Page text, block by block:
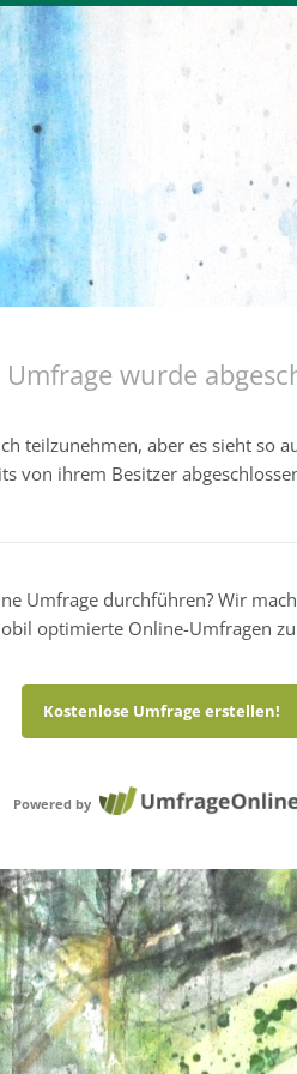
Umfrage wurde
teilzunehmen, aber es sieht so
von ihrem Besitzer
Umfrage durchführen? Wir
optimierte Online-Umfragen
Kostenlose Umfrage erstellen!
Powered by